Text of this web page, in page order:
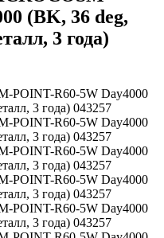
(BK, 36 deg,
3 года)